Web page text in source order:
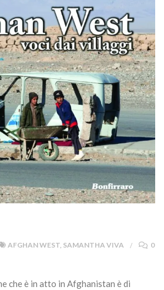
AFGHAN WEST, SAMANTHA VIVA 0
che è in atto in Afghanistan è di